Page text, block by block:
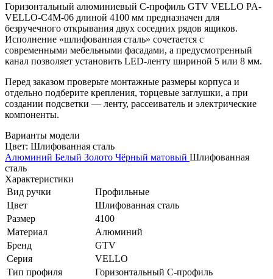
Горизонтальный алюминиевый C-профиль GTV VELLO PA-
VELLO-C4M-06 длиной 4100 мм предназначен для
безручечного открывания двух соседних рядов ящиков.
Исполнение «шлифованная сталь» сочетается с
современными мебельными фасадами, а предусмотренный
канал позволяет установить LED-ленту шириной 5 или 8 мм.
Перед заказом проверьте монтажные размеры корпуса и
отдельно подберите крепления, торцевые заглушки, а при
создании подсветки — ленту, рассеиватель и электрические
компоненты.
Варианты модели
Цвет: Шлифованная сталь
Алюминий Белый Золото Чёрный матовый Шлифованная
сталь
Характеристики
Вид ручки
Профильные
Цвет
Шлифованная сталь
Размер
4100
Материал
Алюминий
Бренд
GTV
Серия
VELLO
Тип профиля
Горизонтальный C-профиль